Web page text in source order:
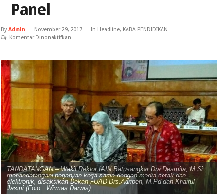
Panel
ByAdmin - November 29, 2017 - In Headline, KABA PENDIDIKAN
Komentar Dinonaktifkan
TANDATANGANI-- Wakil Rektor IAIN Batusangkar Dra.Desmita, M.Si
menandatangani perjanjian kerja sama dengan media cetak dan
elektronik, disaksikan Dekan FUAD Drs.Adripen, M.Pd dan Khairul
Jasmi.(Foto : Wirmas Darwis)